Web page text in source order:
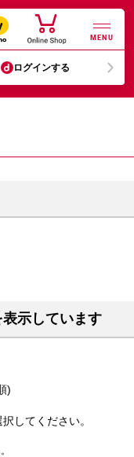
MENU
ログインする
示しています
)
してください。